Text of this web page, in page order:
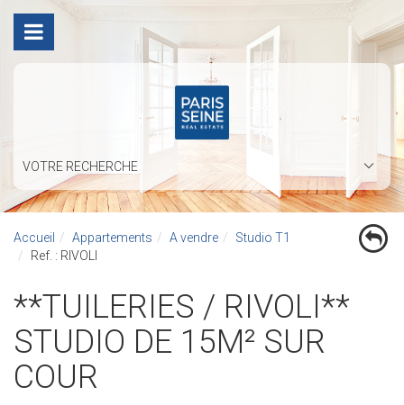
VOTRE RECHERCHE
Accueil Appartements A vendre
Studio T1
Ref. : RIVOLI
**TUILERIES / RIVOLI**
STUDIO DE 15M² SUR
COUR